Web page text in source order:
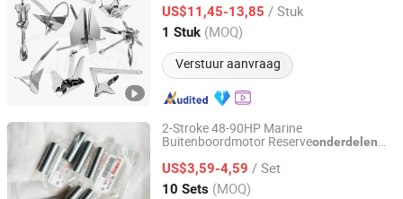
grapnel bootanker 316 roestvrijstalen
maritiem bootanker
US$11,45-13,85 / Stuk
1 Stuk (MOQ)
Verstuur aanvraag
Shandong, China Sinds 2023
2-Stroke 48-90HP Marine
Buitenboordmotor Reserveonderdelen
Buitenboordmotor Pistonpen Dowel
US$3,59-4,59 / Set
10 Sets (MOQ)
Liaocheng Junyi Auto Parts Co., Ltd.
Shandong, China Sinds 2026